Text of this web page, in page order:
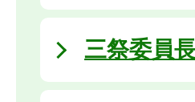
三祭委員